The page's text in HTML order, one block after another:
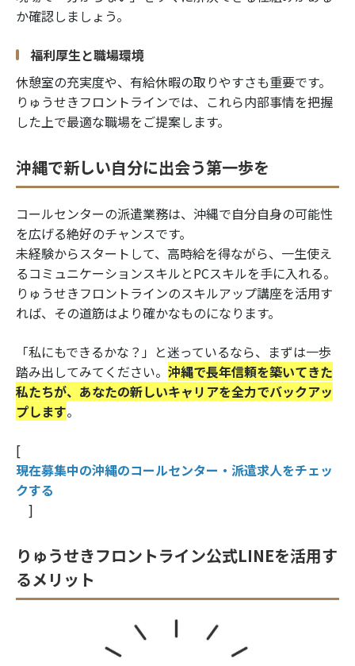
か確認しましょう。
福利厚生と職場環境
休憩室の充実度や、有給休暇の取りやすさも重要です。
りゅうせきフロントラインでは、これら内部事情を把握
した上で最適な職場をご提案します。
沖縄で新しい自分に出会う第一歩を
コールセンターの派遣業務は、沖縄で自分自身の可能性
を広げる絶好のチャンスです。
未経験からスタートして、高時給を得ながら、一生使え
るコミュニケーションスキルとPCスキルを手に入れる。
りゅうせきフロントラインのスキルアップ講座を活用す
れば、その道筋はより確かなものになります。
「私にもできるかな？」と迷っているなら、まずは一歩
踏み出してみてください。 沖縄で長年信頼を築いてきた
私たちが、あなたの新しいキャリアを全力でバックアッ
プします。
[
現在募集中の沖縄のコールセンター・派遣求人をチェッ
クする
]
りゅうせきフロントライン公式LINEを活用す
るメリット